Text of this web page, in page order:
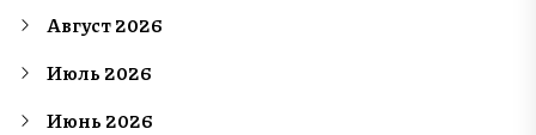
Август 2026
Июль 2026
Июнь 2026